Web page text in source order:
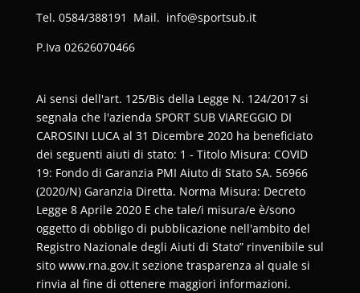
Tel. 0584/388191 Mail. info@sportsub.it
P.Iva 02626070466
Ai sensi dell'art. 125/Bis della Legge N. 124/2017 si
segnala che l'azienda SPORT SUB VIAREGGIO DI
CAROSINI LUCA al 31 Dicembre 2020 ha beneficiato
dei seguenti aiuti di stato: 1 - Titolo Misura: COVID
19: Fondo di Garanzia PMI Aiuto di Stato SA. 56966
(2020/N) Garanzia Diretta. Norma Misura: Decreto
Legge 8 Aprile 2020 E che tale/i misura/e è/sono
oggetto di obbligo di pubblicazione nell'ambito del
Registro Nazionale degli Aiuti di Stato” rinvenibile sul
sito www.rna.gov.it sezione trasparenza al quale si
rinvia al fine di ottenere maggiori informazioni.